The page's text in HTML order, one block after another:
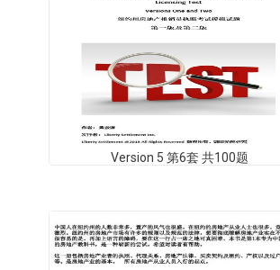
Version 5 第6套 共100题